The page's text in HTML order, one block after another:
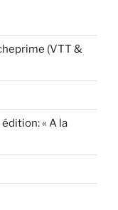
(VTT &
« A la